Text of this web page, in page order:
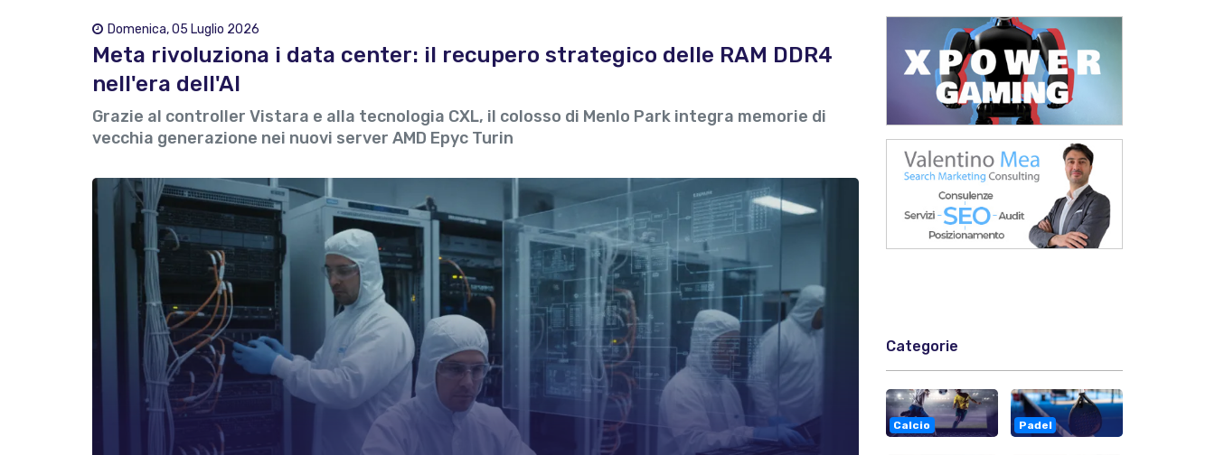
Domenica, 05 Luglio 2026
Meta rivoluziona i data center: il recupero strategico delle RAM DDR4
nell'era dell'AI
Grazie al controller Vistara e alla tecnologia CXL, il colosso di Menlo Park integra memorie di
vecchia generazione nei nuovi server AMD Epyc Turin
Categorie
Calcio Padel